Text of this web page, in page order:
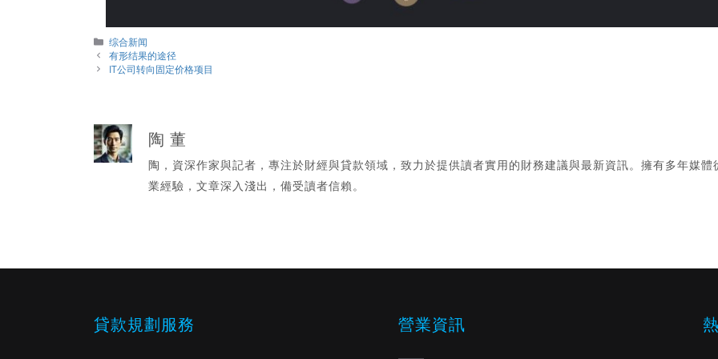
分
類
综合新闻
有形结果的途径
IT公司转向固定价格项目
陶 董
陶，資深作家與記者，專注於財經與貸款領域，致力於提供讀者實用的財務建議與最新資訊。擁有多年媒體
業經驗，文章深入淺出，備受讀者信賴。
貸款規劃服務 營業資訊